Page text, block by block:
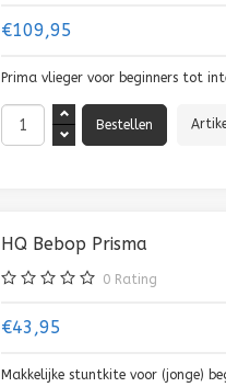
€109,95
Prima vlieger voor beginners tot
HQ Bebop Prisma
0 Rating
€43,95
Makkelijke stuntkite voor (jonge)